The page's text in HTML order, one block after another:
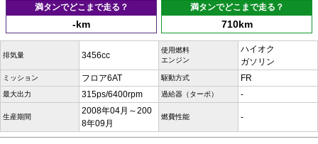
満タンでどこまで走る？
-km
満タンでどこまで走る？
710km
排気量 3456cc
使用燃料
エンジン
ハイオク
ガソリン
ミッション フロア6AT 駆動方式 FR
最大出力 315ps/6400rpm 過給器（ターボ） -
生産期間
2008年04月～200
8年09月
燃費性能 -